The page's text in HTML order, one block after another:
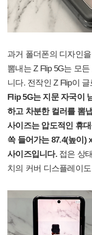
과거 폴더폰의 디자인
뽐내는 Z Flip 5G는 모
니다. 전작인 Z Flip이
Flip 5G는 지문 자국이
하고 차분한 컬러를 뽐
사이즈는 압도적인 휴
쏙 들어가는 87.4(높이)
사이즈입니다.접은 상
치의 커버 디스플레이